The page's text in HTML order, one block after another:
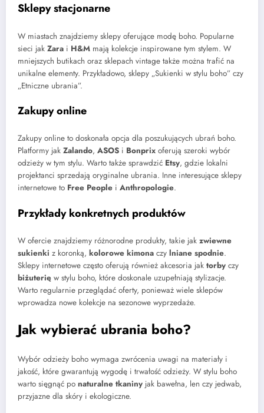
Sklepy stacjonarne
W miastach znajdziemy sklepy oferujące modę boho. Popularne
sieci jak Zara i H&M mają kolekcje inspirowane tym stylem. W
mniejszych butikach oraz sklepach vintage także można trafić na
unikalne elementy. Przykładowo, sklepy „Sukienki w stylu boho” czy
„Etniczne ubrania”.
Zakupy online
Zakupy online to doskonała opcja dla poszukujących ubrań boho.
Platformy jak Zalando, ASOS i Bonprix oferują szeroki wybór
odzieży w tym stylu. Warto także sprawdzić Etsy, gdzie lokalni
projektanci sprzedają oryginalne ubrania. Inne interesujące sklepy
internetowe to Free People i Anthropologie.
Przykłady konkretnych produktów
W ofercie znajdziemy różnorodne produkty, takie jak zwiewne
sukienki z koronką, kolorowe kimona czy lniane spodnie.
Sklepy internetowe często oferują również akcesoria jak torby czy
biżuterię w stylu boho, które doskonale uzupełniają stylizacje.
Warto regularnie przeglądać oferty, ponieważ wiele sklepów
wprowadza nowe kolekcje na sezonowe wyprzedaże.
Jak wybierać ubrania boho?
Wybór odzieży boho wymaga zwrócenia uwagi na materiały i
jakość, które gwarantują wygodę i trwałość odzieży. W stylu boho
warto sięgnąć po naturalne tkaniny jak bawełna, len czy jedwab,
przyjazne dla skóry i ekologiczne.